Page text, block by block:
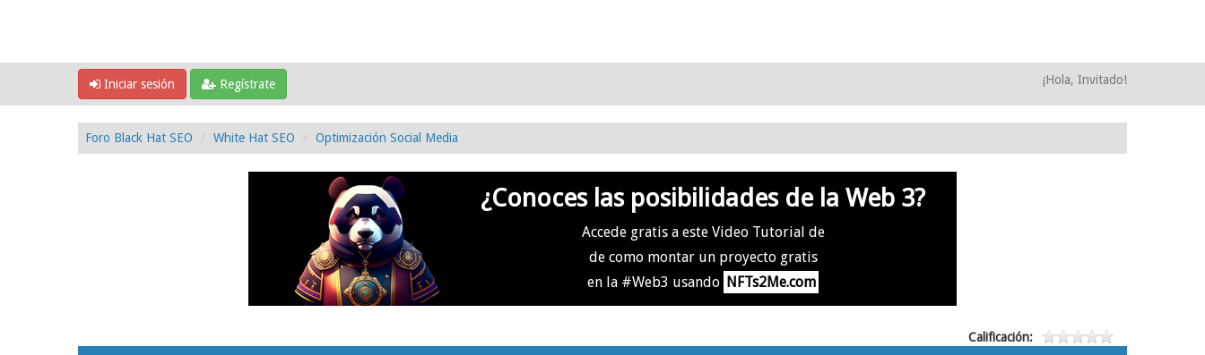
Iniciar sesión Regístrate ¡Hola, Invitado!
Foro Black Hat SEO White Hat SEO Optimización Social Media
¿Conoces las posibilidades de la Web 3?
Accede gratis a este Video Tutorial de
de como montar un proyecto gratis
en la #Web3 usando NFTs2Me.com
Calificación: